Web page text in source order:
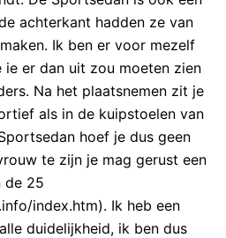
achterkant hadden ze van
Ik ben er voor mezelf
er dan uit zou moeten zien
Na het plaatsnemen zit je
als in de kuipstoelen van
hoef je dus geen
te zijn je mag gerust een
de 25
index.htm). Ik heb een
duidelijkheid, ik ben dus